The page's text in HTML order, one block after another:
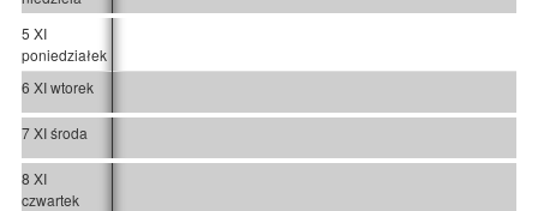
5 XI
poniedziałek
6 XI wtorek
7 XI środa
8 XI
czwartek